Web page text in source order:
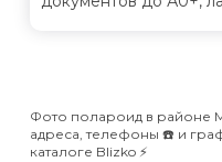
Фото полароид в районе
адреса, телефоны ☎️ и
каталоге Blizko ⚡️